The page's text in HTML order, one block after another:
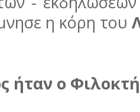
η κόρη του
ήταν ο